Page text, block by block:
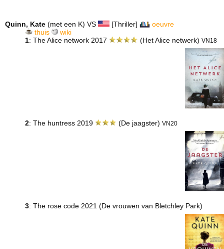
Quinn, Kate (met een K) VS [Thriller]
oeuvre
thuis
wiki
1: The Alice network 2017 (Het Alice netwerk) VN18
2: The huntress 2019 (De jaagster)VN20
3: The rose code 2021 (De vrouwen van Bletchley Park)